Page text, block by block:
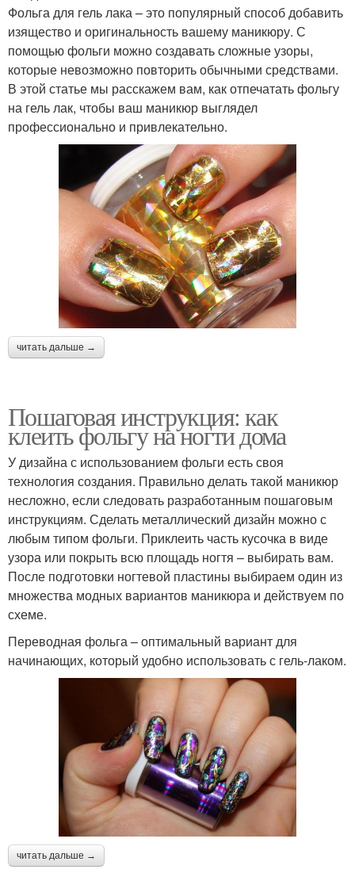
Фольга для гель лака – это популярный способ добавить
изящество и оригинальность вашему маникюру. С
помощью фольги можно создавать сложные узоры,
которые невозможно повторить обычными средствами.
В этой статье мы расскажем вам, как отпечатать фольгу
на гель лак, чтобы ваш маникюр выглядел
профессионально и привлекательно.
читать дальше →
Пошаговая инструкция: как
клеить фольгу на ногти дома
У дизайна с использованием фольги есть своя
технология создания. Правильно делать такой маникюр
несложно, если следовать разработанным пошаговым
инструкциям. Сделать металлический дизайн можно с
любым типом фольги. Приклеить часть кусочка в виде
узора или покрыть всю площадь ногтя – выбирать вам.
После подготовки ногтевой пластины выбираем один из
множества модных вариантов маникюра и действуем по
схеме.
Переводная фольга – оптимальный вариант для
начинающих, который удобно использовать с гель-лаком.
читать дальше →